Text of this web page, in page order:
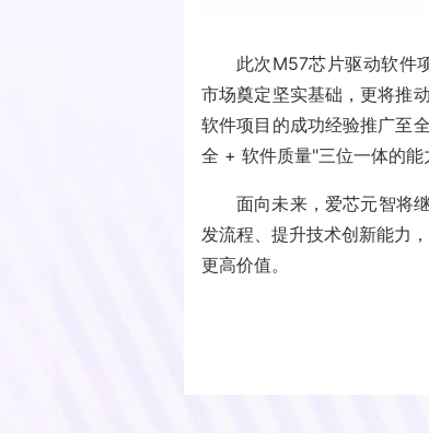
此次M57芯片驱动软件
市场奠定坚实基础，更将推
软件项目的成功经验推广至
全 + 软件质量"三位一体的能
面向未来，爱芯元智将
发流程、提升技术创新能力
更高价值。